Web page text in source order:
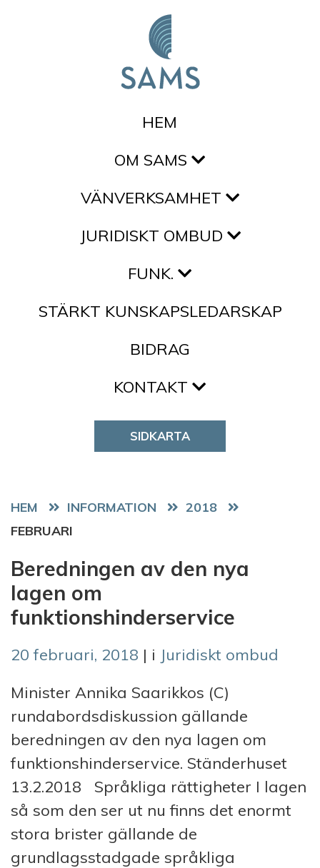
HEM
OM SAMS
VÄNVERKSAMHET
JURIDISKT OMBUD
FUNK.
STÄRKT KUNSKAPSLEDARSKAP
BIDRAG
KONTAKT
SIDKARTA
HEM
2018
FEBRUARI
Beredningen av den nya
lagen om
funktionshinderservice
20 februari, 2018 | i Juridiskt ombud
Minister Annika Saarikkos (C)
rundabordsdiskussion gällande
beredningen av den nya lagen om
funktionshinderservice. Ständerhuset
13.2.2018 Språkliga rättigheter I lagen
så som den ser ut nu finns det enormt
stora brister gällande de
grundlagsstadgade språkliga